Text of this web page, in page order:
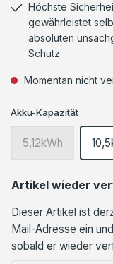
Höchste
gewährleistet
absoluten
Schutz
Momentan nicht
Akku-Kapazität
5,12kWh
Artikel wieder
Dieser Artikel ist
Mail-Adresse ein
sobald er wieder